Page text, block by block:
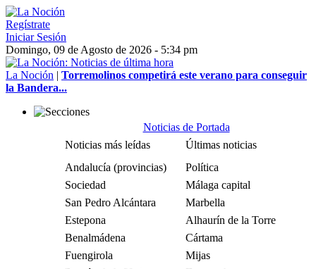
Regístrate
Iniciar Sesión
Domingo, 09 de Agosto de 2026 - 5:34 pm
La Noción | Torremolinos competirá este verano para conseguir
la Bandera...
Noticias de Portada
Noticias más leídas
Últimas noticias
Andalucía (provincias)
Política
Sociedad
Málaga capital
San Pedro Alcántara
Marbella
Estepona
Alhaurín de la Torre
Benalmádena
Cártama
Fuengirola
Mijas